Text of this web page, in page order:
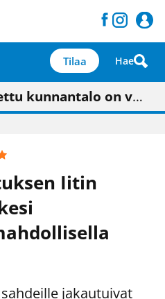
Tilaa Hae
näkyä hieman parempana painojäljen laatuna lehdessä
kunnantalo on valoisa
uudelleen keskustavisiotyön”
omavaraisemmin kuin kaupungissa"
Iitin
jakautuivat